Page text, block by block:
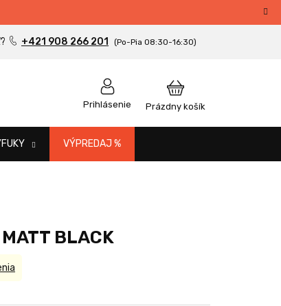
+421 908 266 201
Prihlásenie
NÁKUPNÝ
Prázdny košík
VÝPREDAJ %
BLACK